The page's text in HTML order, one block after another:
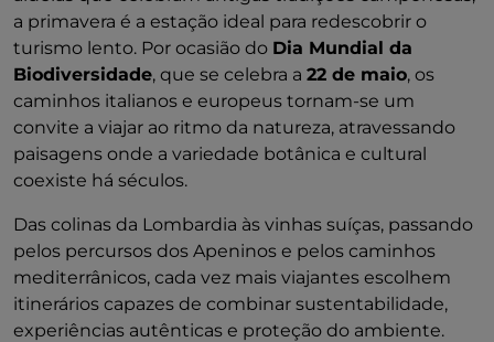
a primavera é a estação ideal para redescobrir o
turismo lento. Por ocasião do Dia Mundial da
Biodiversidade, que se celebra a 22 de maio, os
caminhos italianos e europeus tornam-se um
convite a viajar ao ritmo da natureza, atravessando
paisagens onde a variedade botânica e cultural
coexiste há séculos.
Das colinas da Lombardia às vinhas suíças, passando
pelos percursos dos Apeninos e pelos caminhos
mediterrânicos, cada vez mais viajantes escolhem
itinerários capazes de combinar sustentabilidade,
experiências autênticas e proteção do ambiente.